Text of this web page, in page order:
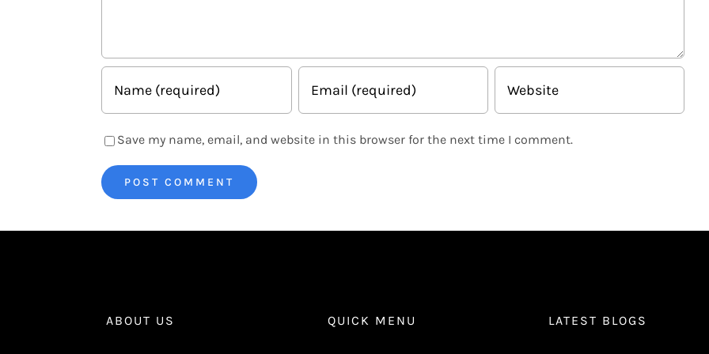
Save my name, email, and website in this browser for the next time I comment.
ABOUT US QUICK MENU LATEST BLOGS